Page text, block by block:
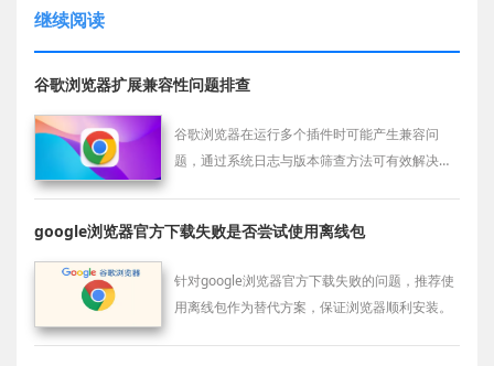
继续阅读
谷歌浏览器扩展兼容性问题排查
谷歌浏览器在运行多个插件时可能产生兼容问
题，通过系统日志与版本筛查方法可有效解决扩
google浏览器官方下载失败是否尝试使用离线包
针对google浏览器官方下载失败的问题，推荐使
用离线包作为替代方案，保证浏览器顺利安装。